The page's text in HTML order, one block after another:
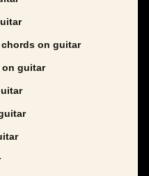
chords on guitar
on guitar